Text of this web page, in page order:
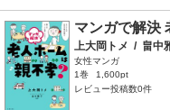
マンガで解決
上大岡トメ / 畠中
女性マンガ
1巻
1,600pt
レビュー投稿数0件